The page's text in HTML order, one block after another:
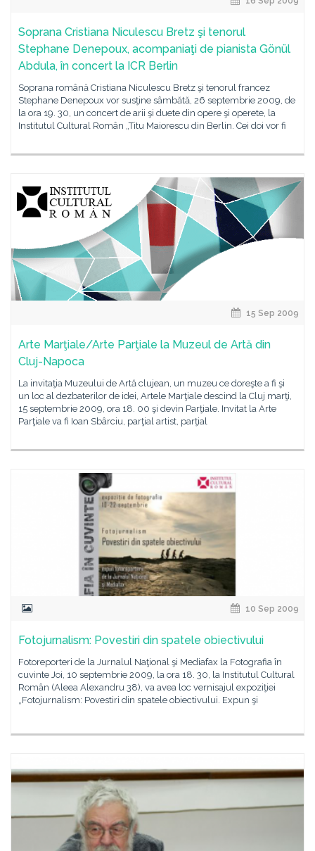
Soprana Cristiana Niculescu Bretz şi tenorul
Stephane Denepoux, acompaniaţi de pianista Gönül
Abdula, în concert la ICR Berlin
Soprana română Cristiana Niculescu Bretz şi tenorul francez
Stephane Denepoux vor susţine sâmbătă, 26 septembrie 2009, de
la ora 19. 30, un concert de arii şi duete din opere şi operete, la
Institutul Cultural Român „Titu Maiorescu din Berlin. Cei doi vor fi
15 Sep 2009
Arte Marţiale/Arte Parţiale la Muzeul de Artă din
Cluj-Napoca
La invitaţia Muzeului de Artă clujean, un muzeu ce doreşte a fi şi
un loc al dezbaterilor de idei, Artele Marţiale descind la Cluj marţi,
15 septembrie 2009, ora 18. 00 şi devin Parţiale. Invitat la Arte
Parţiale va fi Ioan Sbârciu, parţial artist, parţial
10 Sep 2009
Fotojurnalism: Povestiri din spatele obiectivului
Fotoreporteri de la Jurnalul Naţional şi Mediafax la Fotografia în
cuvinte Joi, 10 septembrie 2009, la ora 18. 30, la Institutul Cultural
Român (Aleea Alexandru 38), va avea loc vernisajul expoziţiei
„Fotojurnalism: Povestiri din spatele obiectivului. Expun şi